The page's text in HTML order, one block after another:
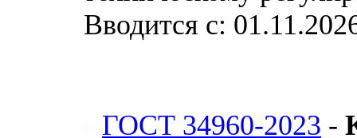
Вводится с:
ГОСТ 34960-2023 -